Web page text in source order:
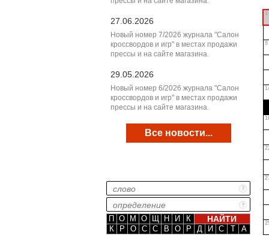
27.06.2026
Новый номер 7/2026 журнала "Салон
кроссвордов и игр" в местах продажи
прессы и на сайте магазина.
29.05.2026
Новый номер 6/2026 журнала "Салон
кроссвордов и игр" в местах продажи
прессы и на сайте магазина.
Все новости...
П О М О Щ Н И
К
К
Р О С С В О Р Д И С Т А
1
9